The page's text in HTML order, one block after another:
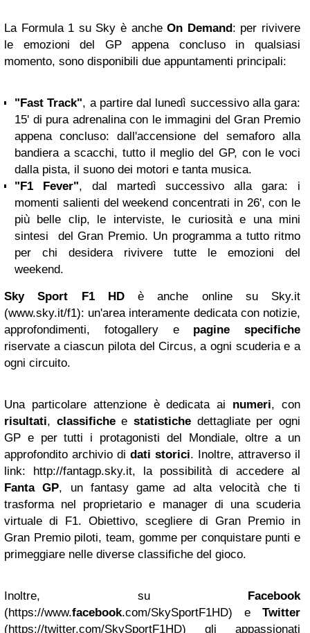
La Formula 1 su Sky è ancheOn Demand: per rivivere
le emozioni del GP appena concluso in qualsiasi
momento, sono disponibili due appuntamenti principali:
"Fast Track", a partire dal lunedì successivo alla gara:
15' di pura adrenalina con le immagini del Gran Premio
appena concluso: dall'accensione del semaforo alla
bandiera a scacchi, tutto il meglio del GP, con le voci
dalla pista, il suono dei motori e tanta musica.
"F1 Fever", dal martedì successivo alla gara: i
momenti salienti del weekend concentrati in 26', con le
più belle clip, le interviste, le curiosità e una mini
sintesi del Gran Premio. Un programma a tutto ritmo
per chi desidera rivivere tutte le emozioni del
weekend.
Sky Sport F1 HDè anche online su Sky.it
(www.sky.it/f1): un'area interamente dedicata con notizie,
approfondimenti, fotogallery e pagine specifiche
riservate a ciascun pilota del Circus, a ogni scuderia e a
ogni circuito.
Una particolare attenzione è dedicata ai numeri, con
risultati, classificheestatistiche dettagliate per ogni
GP e per tutti i protagonisti del Mondiale, oltre a un
approfondito archivio di dati storici. Inoltre, attraverso il
link: http://fantagp.sky.it, la possibilità di accedere al
FantaGP, un fantasy game ad alta velocità che ti
trasforma nel proprietario e manager di una scuderia
virtuale di F1. Obiettivo, scegliere di Gran Premio in
Gran Premio piloti, team, gomme per conquistare punti e
primeggiare nelle diverse classifiche del gioco.
Inoltre, su Facebook
(https://www.facebook.com/SkySportF1HD) e Twitter
(https://twitter.com/SkySportF1HD) gli appassionati